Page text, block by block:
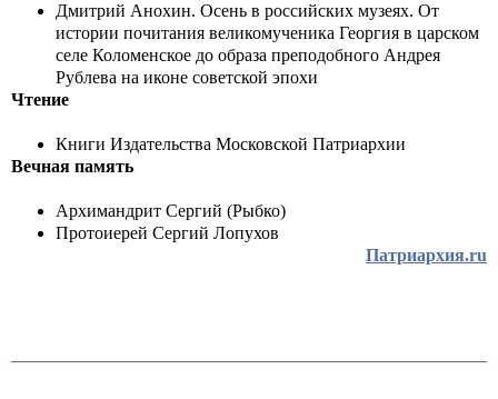
Дмитрий Анохин. Осень в российских музеях. От
истории почитания великомученика Георгия в царском
селе Коломенское до образа преподобного Андрея
Рублева на иконе советской эпохи
Чтение
Книги Издательства Московской Патриархии
Вечная память
Архимандрит Сергий (Рыбко)
Протоиерей Сергий Лопухов
Патриархия.ru